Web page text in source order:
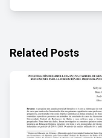
Related Posts